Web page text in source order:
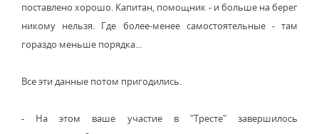
поставлено хорошо. Капитан, помощник - и больше на берег
никому нельзя. Где более-менее самостоятельные - там
гораздо меньше порядка...
Все эти данные потом пригодились.
- На этом ваше участие в "Тресте" завершилось